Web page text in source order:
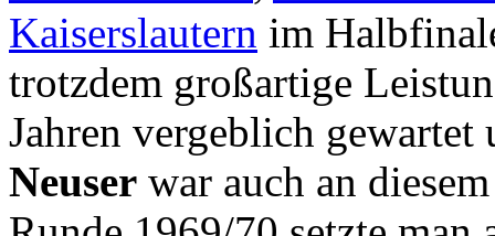
Kaiserslautern im
trotzdem großartige
Jahren vergeblich
Neuser war auch an